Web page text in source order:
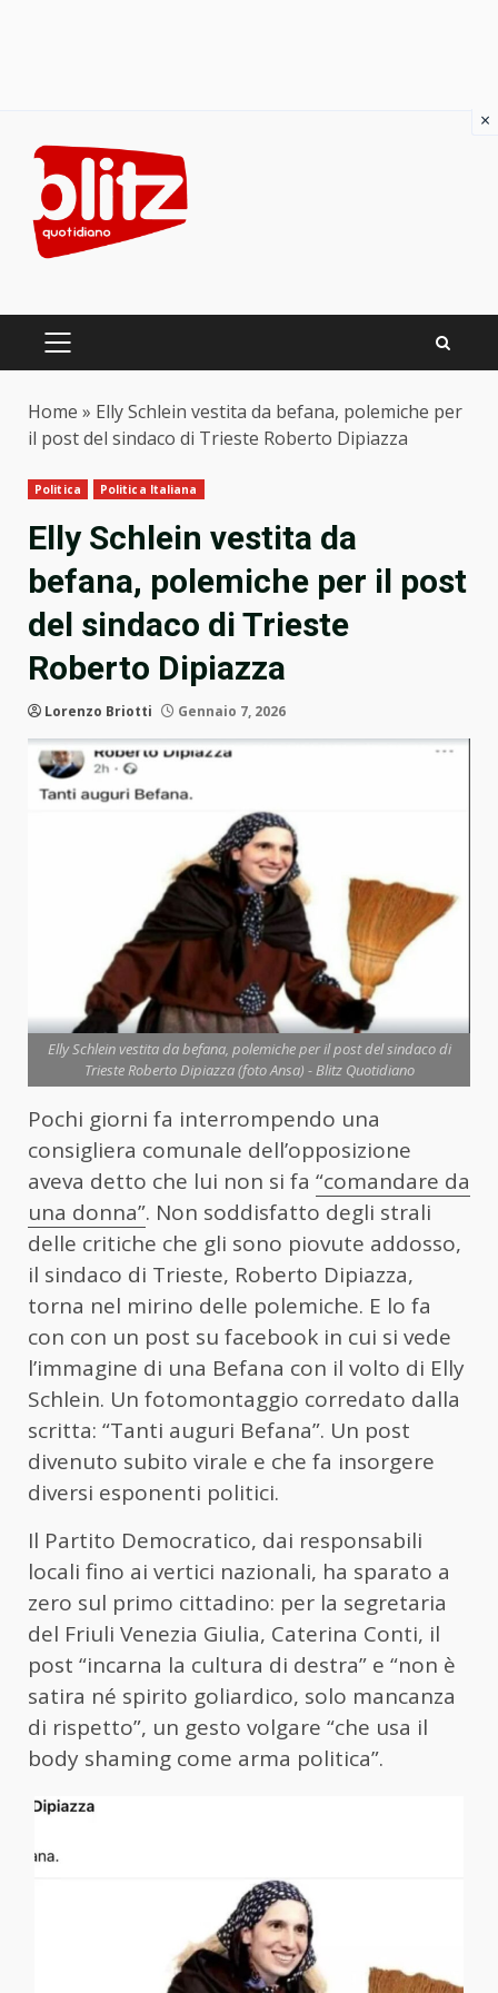
content
PRIMARY
Home » Elly Schlein vestita da befana, polemiche per
il post del sindaco di Trieste Roberto Dipiazza
Politica Politica Italiana
Elly Schlein vestita da
befana, polemiche per il post
del sindaco di Trieste
Roberto Dipiazza
Lorenzo Briotti Gennaio 7, 2026
Elly Schlein vestita da befana, polemiche per il post del sindaco di
Trieste Roberto Dipiazza (foto Ansa) - Blitz Quotidiano
Pochi giorni fa interrompendo una
consigliera comunale dell’opposizione
aveva detto che lui non si fa “comandare da
una donna”. Non soddisfatto degli strali
delle critiche che gli sono piovute addosso,
il sindaco di Trieste, Roberto Dipiazza,
torna nel mirino delle polemiche. E lo fa
con con un post su facebook in cui si vede
l’immagine di una Befana con il volto di Elly
Schlein. Un fotomontaggio corredato dalla
scritta: “Tanti auguri Befana”. Un post
divenuto subito virale e che fa insorgere
diversi esponenti politici.
Il Partito Democratico, dai responsabili
locali fino ai vertici nazionali, ha sparato a
zero sul primo cittadino: per la segretaria
del Friuli Venezia Giulia, Caterina Conti, il
post “incarna la cultura di destra” e “non è
satira né spirito goliardico, solo mancanza
di rispetto”, un gesto volgare “che usa il
body shaming come arma politica”.
×